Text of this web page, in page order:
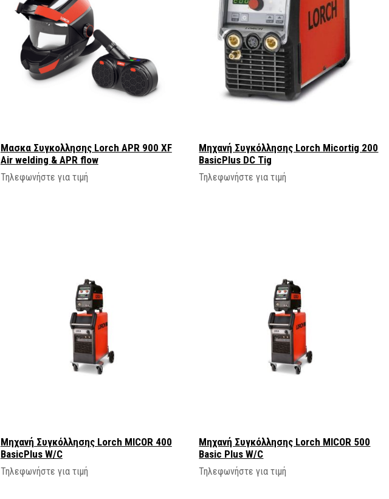
Μασκα Συγκολλησης Lorch APR 900 XF
Air welding & APR flow
Τηλεφωνήστε για τιμή
Μηχανή Συγκόλλησης Lorch Micortig 200
BasicPlus DC Tig
Τηλεφωνήστε για τιμή
Μηχανή Συγκόλλησης Lorch MICOR 400
BasicPlus W/C
Τηλεφωνήστε για τιμή
Μηχανή Συγκόλλησης Lorch MICOR 500
Basic Plus W/C
Τηλεφωνήστε για τιμή